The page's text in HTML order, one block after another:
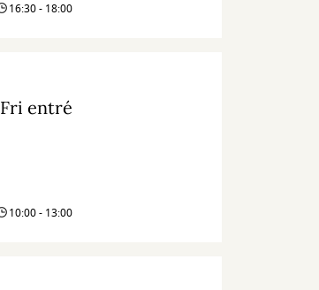
16:30 - 18:00
Fri entré
10:00 - 13:00